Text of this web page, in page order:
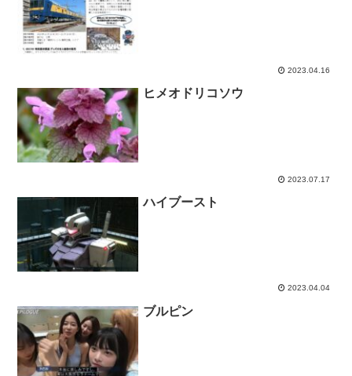
2023.04.16
ヒメオドリコソウ
2023.07.17
ハイブースト
2023.04.04
ブルピン